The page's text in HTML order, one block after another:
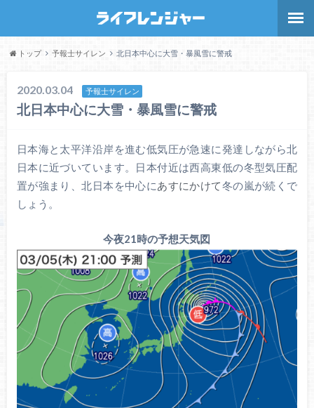
トップ 予報士サイレン 北日本中心に大雪・暴風雪に警戒
2020.03.04 予報士サイレン
北日本中心に大雪・暴風雪に警戒
日本海と太平洋沿岸を進む低気圧が急速に発達しながら北
日本に近づいています。日本付近は西高東低の冬型気圧配
置が強まり、北日本を中心にあすにかけて冬の嵐が続くで
しょう。
今夜21時の予想天気図